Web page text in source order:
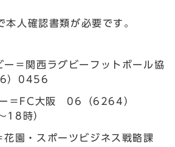
人確認書類が必要です。
ー＝関西ラグビーフットボール協
）0456
ー＝FC大阪 06（6264）
18時）
花園・スポーツビジネス戦略課